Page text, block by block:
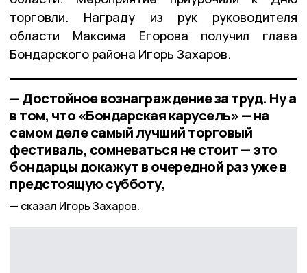
торговли. Награду из рук руководителя
области Максима Егорова получил глава
Бондарского района Игорь Захаров.
— Достойное вознаграждение за труд. Ну а
в том, что «Бондарская карусель» — на
самом деле самый лучший торговый
фестиваль, сомневаться не стоит — это
бондарцы докажут в очередной раз уже в
предстоящую субботу,
сказал Игорь Захаров.